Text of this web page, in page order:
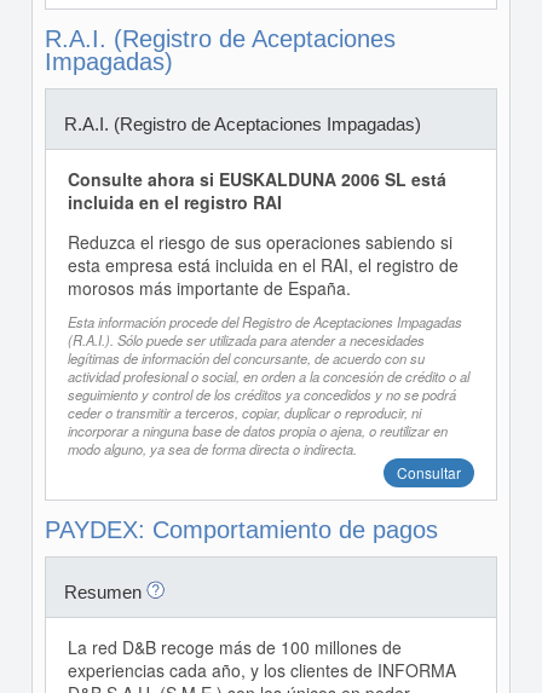
R.A.I. (Registro de Aceptaciones
Impagadas)
R.A.I. (Registro de Aceptaciones Impagadas)
Consulte ahora si EUSKALDUNA 2006 SL está
incluida en el registro RAI
Reduzca el riesgo de sus operaciones sabiendo si
esta empresa está incluida en el RAI, el registro de
morosos más importante de España.
Esta información procede del Registro de Aceptaciones Impagadas
(R.A.I.). Sólo puede ser utilizada para atender a necesidades
legítimas de información del concursante, de acuerdo con su
actividad profesional o social, en orden a la concesión de crédito o al
seguimiento y control de los créditos ya concedidos y no se podrá
ceder o transmitir a terceros, copiar, duplicar o reproducir, ni
incorporar a ninguna base de datos propia o ajena, o reutilizar en
modo alguno, ya sea de forma directa o indirecta.
Consultar
PAYDEX: Comportamiento de pagos
Resumen
La red D&B recoge más de 100 millones de
experiencias cada año, y los clientes de INFORMA